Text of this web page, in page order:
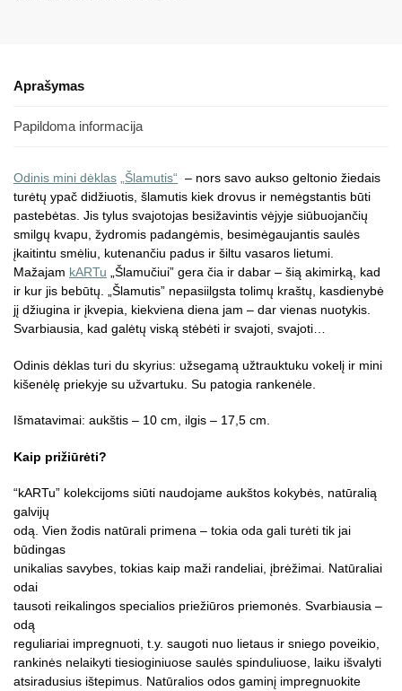
Aprašymas
Papildoma informacija
Odinis mini dėklas „Šlamutis“ – nors savo aukso geltonio žiedais
turėtų ypač didžiuotis, šlamutis kiek drovus ir nemėgstantis būti
pastebėtas. Jis tylus svajotojas besižavintis vėjyje siūbuojančių
smilgų kvapu, žydromis padangėmis, besimėgaujantis saulės
įkaitintu smėliu, kutenančiu padus ir šiltu vasaros lietumi.
Mažajam kARTu „Šlamučiui” gera čia ir dabar – šią akimirką, kad
ir kur jis bebūtų. „Šlamutis” nepasiilgsta tolimų kraštų, kasdienybė
jį džiugina ir įkvepia, kiekviena diena jam – dar vienas nuotykis.
Svarbiausia, kad galėtų viską stėbėti ir svajoti, svajoti…
Odinis dėklas turi du skyrius: užsegamą užtrauktuku vokelį ir mini
kišenėlę priekyje su užvartuku. Su patogia rankenėle.
Išmatavimai: aukštis – 10 cm, ilgis – 17,5 cm.
Kaip prižiūrėti?
“kARTu” kolekcijoms siūti naudojame aukštos kokybės, natūralią
galvijų
odą. Vien žodis natūrali primena – tokia oda gali turėti tik jai
būdingas
unikalias savybes, tokias kaip maži randeliai, įbrėžimai. Natūraliai
odai
tausoti reikalingos specialios priežiūros priemonės. Svarbiausia –
odą
reguliariai impregnuoti, t.y. saugoti nuo lietaus ir sniego poveikio,
rankinės nelaikyti tiesioginiuose saulės spinduliuose, laiku išvalyti
atsiradusius ištepimus. Natūralios odos gaminį impregnuokite